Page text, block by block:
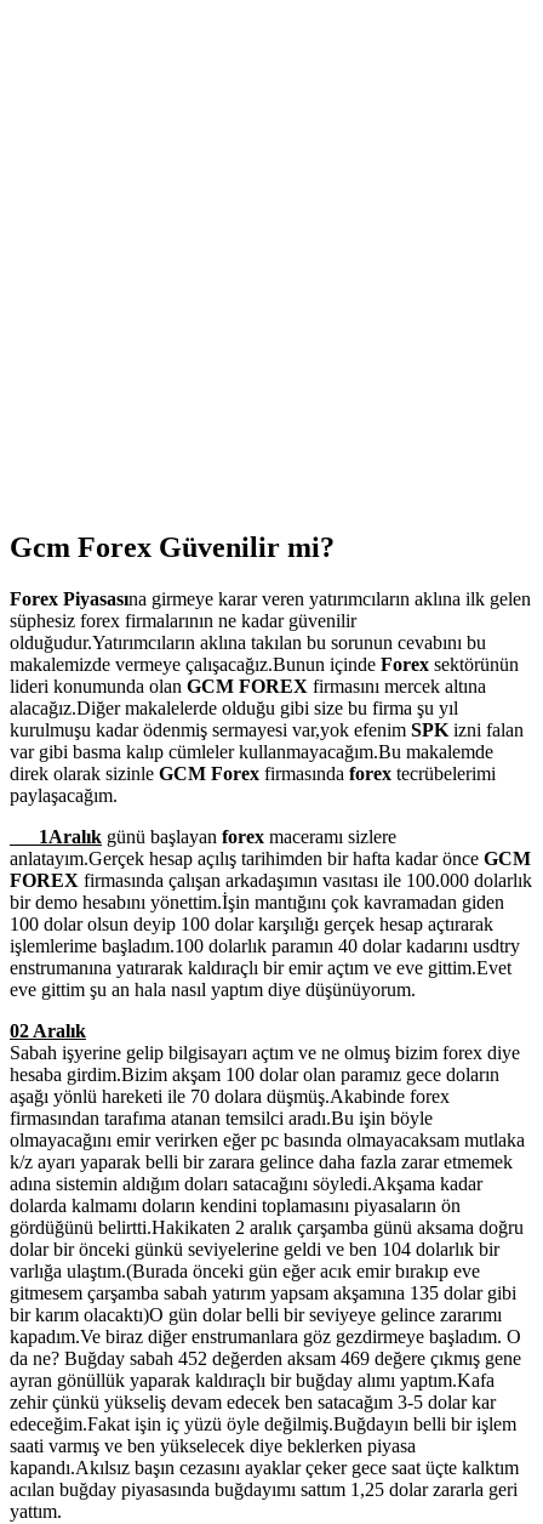
Gcm Forex Güvenilir mi?
Forex Piyasasına girmeye karar veren yatırımcıların aklına ilk gelen
süphesiz forex firmalarının ne kadar güvenilir
olduğudur.Yatırımcıların aklına takılan bu sorunun cevabını bu
makalemizde vermeye çalışacağız.Bunun içinde Forex sektörünün
lideri konumunda olan GCM FOREX firmasını mercek altına
alacağız.Diğer makalelerde olduğu gibi size bu firma şu yıl
kurulmuşu kadar ödenmiş sermayesi var,yok efenim SPK izni falan
var gibi basma kalıp cümleler kullanmayacağım.Bu makalemde
direk olarak sizinle GCM Forex firmasında forex tecrübelerimi
paylaşacağım.
1Aralık günü başlayan forex maceramı sizlere
anlatayım.Gerçek hesap açılış tarihimden bir hafta kadar önce GCM
FOREX firmasında çalışan arkadaşımın vasıtası ile 100.000 dolarlık
bir demo hesabını yönettim.İşin mantığını çok kavramadan giden
100 dolar olsun deyip 100 dolar karşılığı gerçek hesap açtırarak
işlemlerime başladım.100 dolarlık paramın 40 dolar kadarını usdtry
enstrumanına yatırarak kaldıraçlı bir emir açtım ve eve gittim.Evet
eve gittim şu an hala nasıl yaptım diye düşünüyorum.
02 Aralık
Sabah işyerine gelip bilgisayarı açtım ve ne olmuş bizim forex diye
hesaba girdim.Bizim akşam 100 dolar olan paramız gece doların
aşağı yönlü hareketi ile 70 dolara düşmüş.Akabinde forex
firmasından tarafıma atanan temsilci aradı.Bu işin böyle
olmayacağını emir verirken eğer pc basında olmayacaksam mutlaka
k/z ayarı yaparak belli bir zarara gelince daha fazla zarar etmemek
adına sistemin aldığım doları satacağını söyledi.Akşama kadar
dolarda kalmamı doların kendini toplamasını piyasaların ön
gördüğünü belirtti.Hakikaten 2 aralık çarşamba günü aksama doğru
dolar bir önceki günkü seviyelerine geldi ve ben 104 dolarlık bir
varlığa ulaştım.(Burada önceki gün eğer acık emir bırakıp eve
gitmesem çarşamba sabah yatırım yapsam akşamına 135 dolar gibi
bir karım olacaktı)O gün dolar belli bir seviyeye gelince zararımı
kapadım.Ve biraz diğer enstrumanlara göz gezdirmeye başladım. O
da ne? Buğday sabah 452 değerden aksam 469 değere çıkmış gene
ayran gönüllük yaparak kaldıraçlı bir buğday alımı yaptım.Kafa
zehir çünkü yükseliş devam edecek ben satacağım 3-5 dolar kar
edeceğim.Fakat işin iç yüzü öyle değilmiş.Buğdayın belli bir işlem
saati varmış ve ben yükselecek diye beklerken piyasa
kapandı.Akılsız başın cezasını ayaklar çeker gece saat üçte kalktım
acılan buğday piyasasında buğdayımı sattım 1,25 dolar zararla geri
yattım.